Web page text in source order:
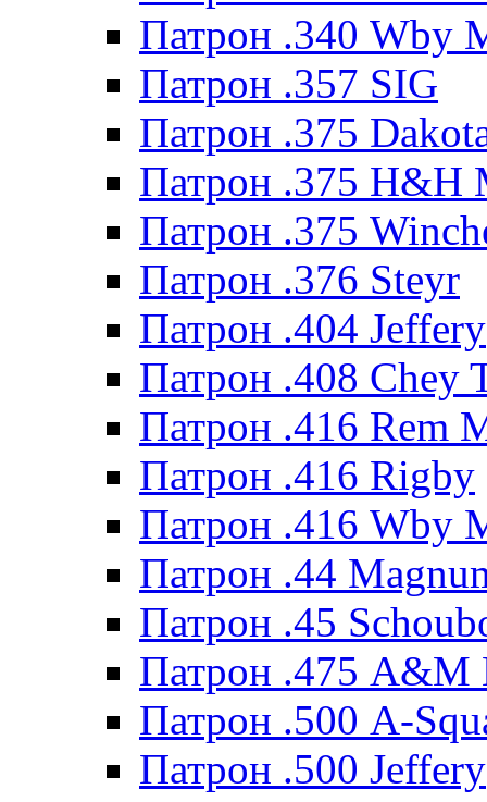
Патрон .340 Wby
Патрон .357 SIG
Патрон .375
Патрон .375 H&H
Патрон .375
Патрон .376 Steyr
Патрон .404 Jeffery
Патрон .408 Chey
Патрон .416 Rem
Патрон .416 Rigby
Патрон .416 Wby
Патрон .44
Патрон .45
Патрон .475 A&M
Патрон .500 A-
Патрон .500 Jeffery